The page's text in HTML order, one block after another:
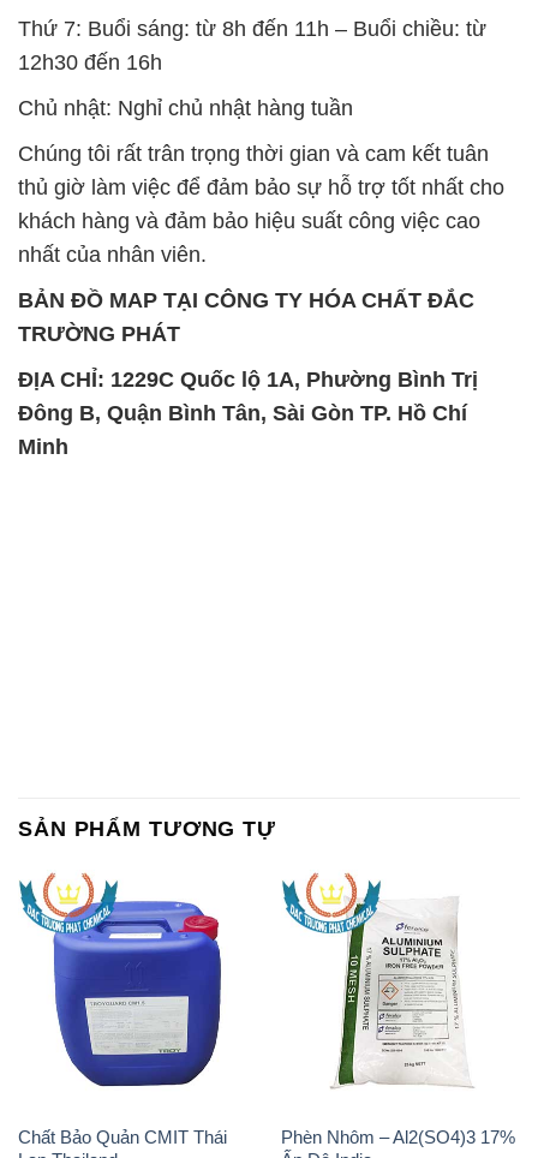
Thứ 7: Buổi sáng: từ 8h đến 11h – Buổi chiều: từ
12h30 đến 16h
Chủ nhật: Nghỉ chủ nhật hàng tuần
Chúng tôi rất trân trọng thời gian và cam kết tuân
thủ giờ làm việc để đảm bảo sự hỗ trợ tốt nhất cho
khách hàng và đảm bảo hiệu suất công việc cao
nhất của nhân viên.
BẢN ĐỒ MAP TẠI CÔNG TY HÓA CHẤT ĐẮC
TRƯỜNG PHÁT
ĐỊA CHỈ: 1229C Quốc lộ 1A, Phường Bình Trị
Đông B, Quận Bình Tân, Sài Gòn TP. Hồ Chí
Minh
SẢN PHẨM TƯƠNG TỰ
Chất Bảo Quản CMIT Thái
Phèn Nhôm – Al2(SO4)3 17%